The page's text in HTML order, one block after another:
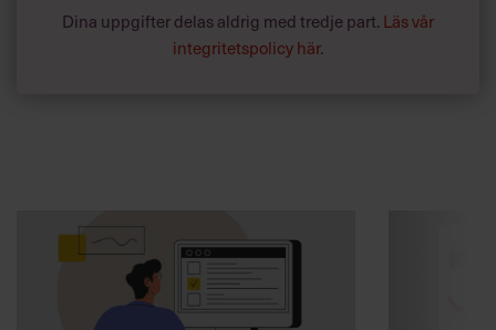
Dina uppgifter delas aldrig med tredje part. Läs vår
integritetspolicy här.